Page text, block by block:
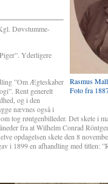
Rasmus
Foto fra
Døvstumme-
Yderligere
”Om Ægteskaber
Rent generelt
og i den
nævnes også i
tog røntgenbilleder. Det skete i
fra at Wilhelm Conrad
opdagelsen skete den 8
i 1899 en afhandling med titlen: